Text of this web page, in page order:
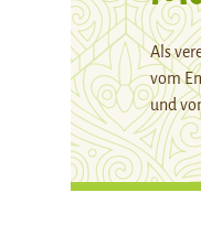
Als
vom
und